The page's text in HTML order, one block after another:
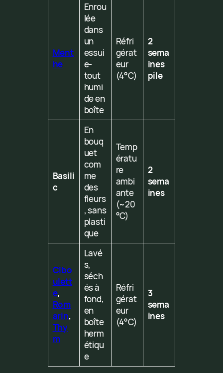
Ment
he
Enrou
lée
dans
un
essui
e-
tout
humi
de en
boîte
Réfri
gérat
eur
(4°C)
2
sema
ines
pile
Basili
c
En
bouq
uet
com
me
des
fleurs
, sans
plasti
que
Temp
ératu
re
ambi
ante
(~20
°C)
2
sema
ines
Cibo
ulett
e,
Rom
arin,
Thy
m
Lavé
s,
séch
és à
fond,
en
boîte
herm
étiqu
e
Réfri
gérat
eur
(4°C)
3
sema
ines